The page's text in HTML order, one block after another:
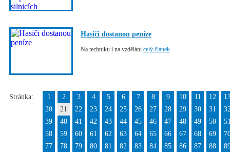
Hasiči dostanou peníze
Na techniku i na vzdělání celý článek
Stránka: 1 2 3 4 5 6 7 8 9 10 11 12
20
21 22 23 24 25 26 27 28 29 30 31
39
40 41 42 43 44 45 46 47 48 49 50
58
59 60 61 62 63 64 65 66 67 68 69
77
78 79 80 81 82 83 84 85 86 87 88